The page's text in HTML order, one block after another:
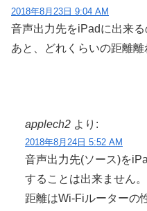
2018年8月23日 9:04 AM
音声出力先をiPadに出来る
あと、どれくらいの距離離
applech2 より:
2018年8月24日 5:52 AM
音声出力先(ソース)を
することは出来ません
距離はWi-Fiルーターの